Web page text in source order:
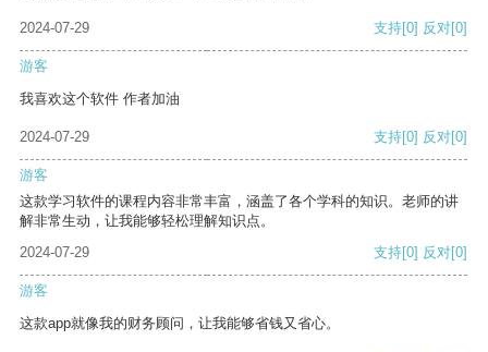
2024-07-29 支持[0] 反对[0]
游客
我喜欢这个软件 作者加油
2024-07-29 支持[0] 反对[0]
游客
这款学习软件的课程内容非常丰富，涵盖了各个学科的知识。老师的讲
解非常生动，让我能够轻松理解知识点。
2024-07-29
支持[0] 反对[0]
游客
这款app就像我的财务顾问，让我能够省钱又省心。